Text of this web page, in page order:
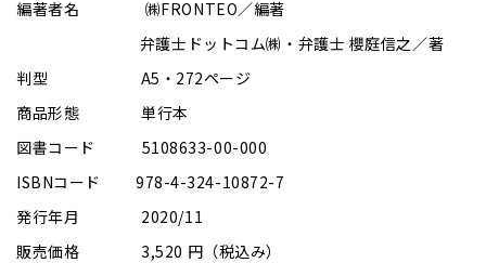
編著者名 ㈱FRONTEO／編著
弁護士ドットコム㈱・弁護士 櫻庭信之／著
判型 A5・272ページ
商品形態 単行本
図書コード 5108633-00-000
ISBNコード 978-4-324-10872-7
発行年月 2020/11
販売価格 3,520 円（税込み）